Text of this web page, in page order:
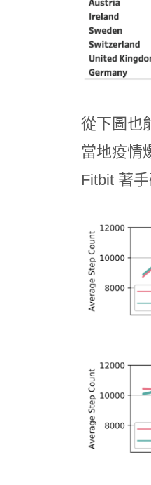
從下圖也
當地疫情
Fitbit 著